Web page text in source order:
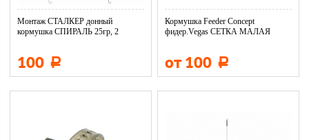
Монтаж СТАЛКЕР донный
кормушка СПИРАЛЬ 25гр, 2
100 Р
Кормушка Feeder Concept
фидер.Vegas СЕТКА МАЛАЯ
от 100 Р